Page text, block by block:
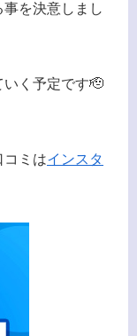
を決意しまし
く予定です🫡
コミはインスタ